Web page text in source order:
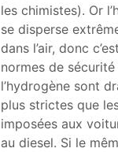
les chimistes). Or
se disperse
dans l’air, donc
normes de
l’hydrogène sont
plus strictes que
imposées aux
au diesel. Si le